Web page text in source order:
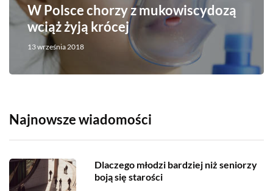
W Polsce chorzy z mukowiscydozą
wciąż żyją krócej
13 września 2018
Najnowsze wiadomości
Dlaczego młodzi bardziej niż seniorzy
boją się starości